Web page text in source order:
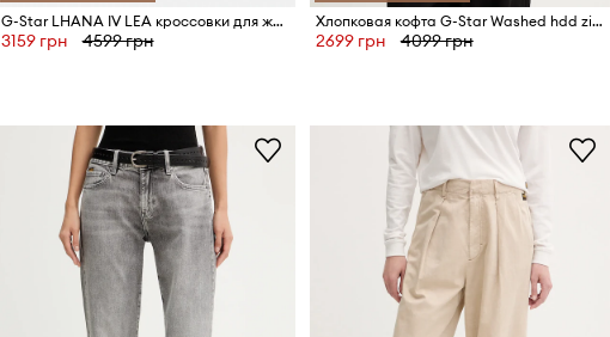
G-Star LHANA IV LEA кроссовки для женщин
3159 грн 4599 грн
Хлопковая кофта G-Star Washed hdd zip relaxed
2699 грн 4099 грн